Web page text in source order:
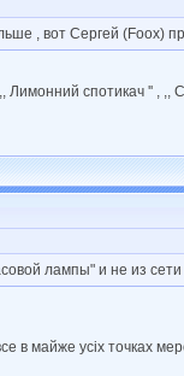
, вот Сергей (Foox)
Лимонний спотикач '' , ,,
лампы" и не из
в майже усіх точках